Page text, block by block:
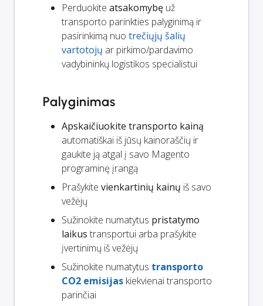
Perduokite atsakomybę už
transporto parinkties palyginimą ir
pasirinkimą nuo trečiųjų šalių
vartotojų ar pirkimo/pardavimo
vadybininkų logistikos specialistui
Palyginimas
Apskaičiuokite transporto kainą
automatiškai iš jūsų kainoraščių ir
gaukite ją atgal į savo Magento
programinę įrangą
Prašykite vienkartinių kainų iš savo
vežėjų
Sužinokite numatytus pristatymo
laikus transportui arba prašykite
įvertinimų iš vežėjų
Sužinokite numatytus transporto
CO2 emisijas kiekvienai transporto
parinčiai